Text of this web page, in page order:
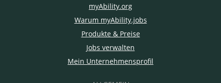
myAbility.org
Warum myAbility.jobs
Produkte & Preise
Jobs verwalten
Mein Unternehmensprofil